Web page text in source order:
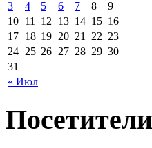
« Июл
3 4 5 6 7 8
9
10 11 12 13 14 15 16
17 18 19 20 21 22 23
24 25 26 27 28 29 30
31
Посетители